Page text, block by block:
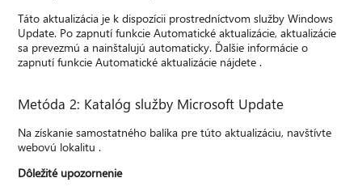
Táto aktualizácia je k dispozícii prostredníctvom služby Windows
Update. Po zapnutí funkcie Automatické aktualizácie, aktualizácie
sa prevezmú a nainštalujú automaticky. Ďalšie informácie o
zapnutí funkcie Automatické aktualizácie nájdete .
Metóda 2: Katalóg služby Microsoft Update
Na získanie samostatného balíka pre túto aktualizáciu, navštívte
webovú lokalitu .
Dôležité upozornenie